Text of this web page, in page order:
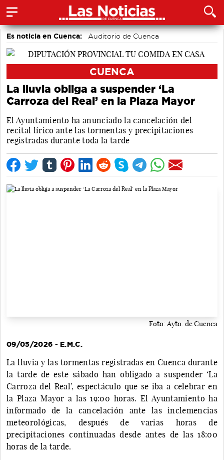
Es noticia en Cuenca: Auditorio de Cuenca
CUENCA
La lluvia obliga a suspender ‘La
Carroza del Real’ en la Plaza Mayor
El Ayuntamiento ha anunciado la cancelación del
recital lírico ante las tormentas y precipitaciones
registradas durante toda la tarde
Foto: Ayto. de Cuenca
09/05/2026 - E.M.C.
La lluvia y las tormentas registradas en Cuenca durante
la tarde de este sábado han obligado a suspender ‘La
Carroza del Real’, espectáculo que se iba a celebrar en
la Plaza Mayor a las 19:00 horas. El Ayuntamiento ha
informado de la cancelación ante las inclemencias
meteorológicas, después de varias horas de
precipitaciones continuadas desde antes de las 18:00
horas de la tarde.